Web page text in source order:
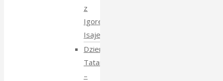
z
Igorem
Isajewem
Dzien
Tatarski
–